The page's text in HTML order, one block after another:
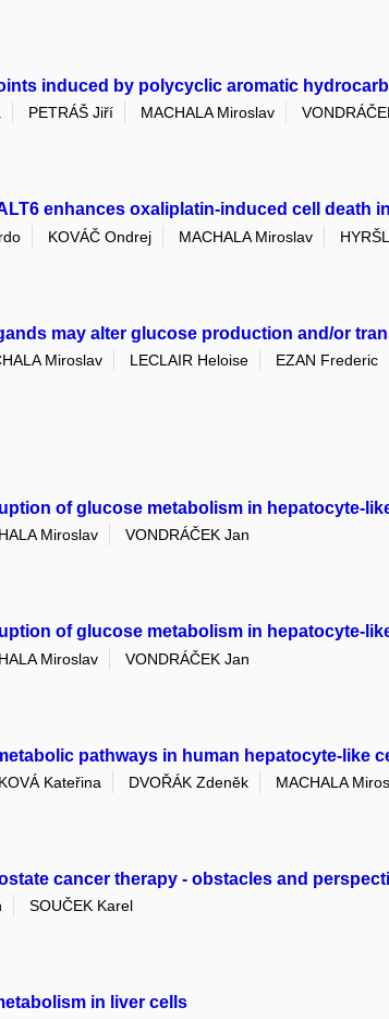
induced by polycyclic aromatic
PETRÁŠ Jiří MACHALA Miroslav
enhances oxaliplatin-induced cell death
KOVÁČ Ondrej MACHALA Miroslav
may alter glucose production and/or
Miroslav LECLAIR Heloise EZAN Frederic
of glucose metabolism in hepatocyte-
Miroslav
VONDRÁČEK Jan
of glucose metabolism in hepatocyte-
Miroslav
VONDRÁČEK Jan
pathways in human hepatocyte-like
Kateřina DVOŘÁK Zdeněk
MACHALA
cancer therapy - obstacles and
SOUČEK Karel
in liver cells